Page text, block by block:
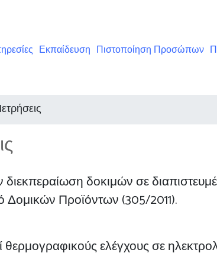
Εκπαίδευση Πιστοποίηση Προσώπων
δοκιμών σε
Προϊόντων (305/2011).
ελέγχους σε